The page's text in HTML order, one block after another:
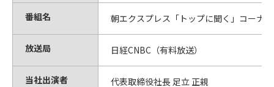
番組名 朝エクスプレス「トップに聞く」コーナー
放送局 日経CNBC（有料放送）
当社出演者 代表取締役社長 足立 正親